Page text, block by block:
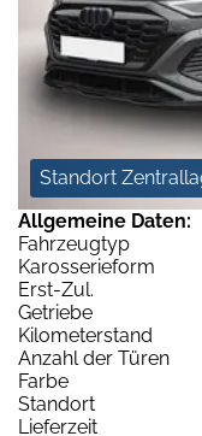
Standort
Allgemeine Daten:
Fahrzeugtyp
Karosserieform
Erst-Zul.
Getriebe
Kilometerstand
Anzahl der Türen
Farbe
Standort
Lieferzeit